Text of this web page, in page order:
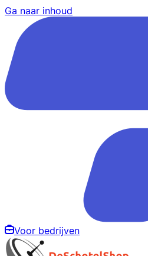
Ga naar inhoud
Voor bedrijven